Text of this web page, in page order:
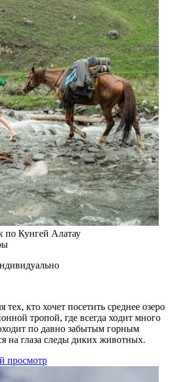
по Кунгей Алатау
кто хочет посетить среднее озеро
тропой, где всегда ходит много
по давно забытым горным
на глаза следы диких животных.
просмотр